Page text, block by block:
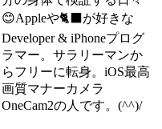
😊Appleや🐈‍⬛が好きな
Developer & iPhoneプログ
ラマー。サラリーマンか
らフリーに転身。iOS最高
画質マナーカメラ
OneCam2の人です。(^^)/